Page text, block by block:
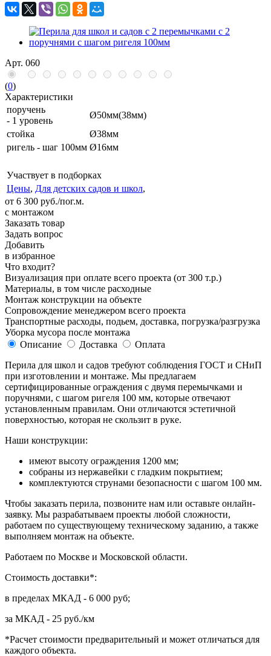
Арт. 060
(0)
Характеристики
поручень
- 1 уровень
Ø50мм(38мм)
стойка
Ø38мм
ригель - шаг 100мм Ø16мм
Участвует в подборках
Цены, Для детских садов и школ,
от 6 300 руб./пог.м.
с монтажом
Заказать товар
Задать вопрос
Добавить
в избранное
Что входит?
Визуализация при оплате всего проекта (от 300 т.р.)
Материалы, в том числе расходные
Монтаж конструкции на объекте
Сопровождение менеджером всего проекта
Транспортные расходы, подьем, доставка, погрузка/разгрузка
Уборка мусора после монтажа
Описание
Доставка
Оплата
Перила для школ и садов требуют соблюдения ГОСТ и СНиП
при изготовлении и монтаже. Мы предлагаем
сертифицированные ограждения с двумя перемычками и
поручнями, с шагом ригеля 100 мм, которые отвечают
установленным правилам. Они отличаются эстетичной
поверхностью, которая не скользит в руке.
Наши конструкции:
имеют высоту ограждения 1200 мм;
собраны из нержавейки с гладким покрытием;
комплектуются струнами безопасности с шагом 100 мм.
Чтобы заказать перила, позвоните нам или оставьте онлайн-
заявку. Мы разрабатываем проекты любой сложности,
работаем по существующему техническому заданию, а также
выполняем монтаж на объекте.
Работаем по Москве и Московской области.
Стоимость доставки*:
в пределах МКАД - 6 000 руб;
за МКАД - 25 руб./км
*Расчет стоимости предварительный и может отличаться для
каждого объекта.